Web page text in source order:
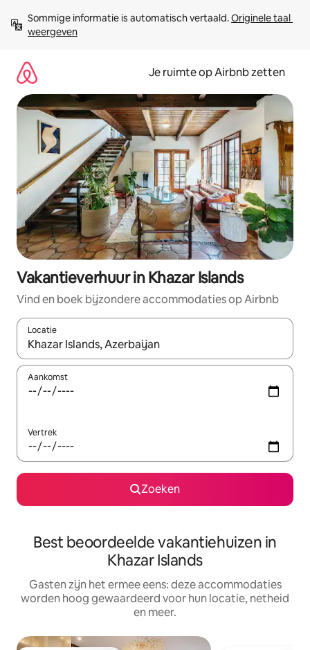
direct
naar
Sommige informatie is automatisch vertaald. Originele taal
weergeven
Je ruimte op Airbnb zetten
Vakantieverhuur in Khazar Islands
Vind en boek bijzondere accommodaties op Airbnb
Locatie
Wanneer er suggesties beschikbaar zijn, maak je een keuze
Aankomst
Vertrek
Zoeken
Best beoordeelde vakantiehuizen in
Khazar Islands
Gasten zijn het ermee eens: deze accommodaties
worden hoog gewaardeerd voor hun locatie, netheid
en meer.